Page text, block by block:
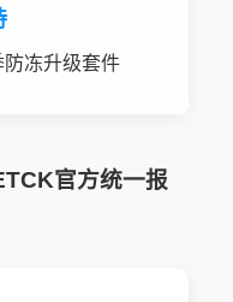
冻升级套件
官方统一报